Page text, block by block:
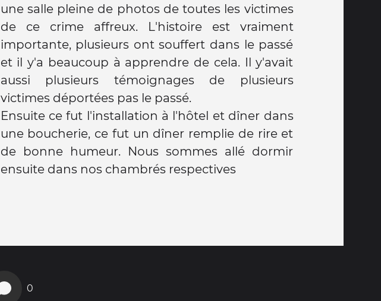
une salle pleine de photos de toutes les victimes
de ce crime affreux. L'histoire est vraiment
importante, plusieurs ont souffert dans le passé
et il y'a beaucoup à apprendre de cela. Il y'avait
aussi plusieurs témoignages de plusieurs
victimes déportées pas le passé.
Ensuite ce fut l'installation à l'hôtel et dîner dans
une boucherie, ce fut un dîner remplie de rire et
de bonne humeur. Nous sommes allé dormir
ensuite dans nos chambrés respectives
0